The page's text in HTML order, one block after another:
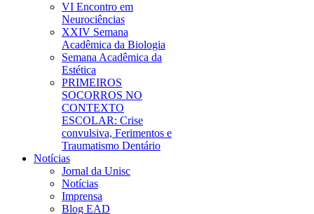
VI Encontro em
Neurociências
XXIV Semana
Acadêmica da Biologia
Semana Acadêmica da
Estética
PRIMEIROS
SOCORROS NO
CONTEXTO
ESCOLAR: Crise
convulsiva, Ferimentos e
Traumatismo Dentário
Notícias
Jornal da Unisc
Notícias
Imprensa
Blog EAD